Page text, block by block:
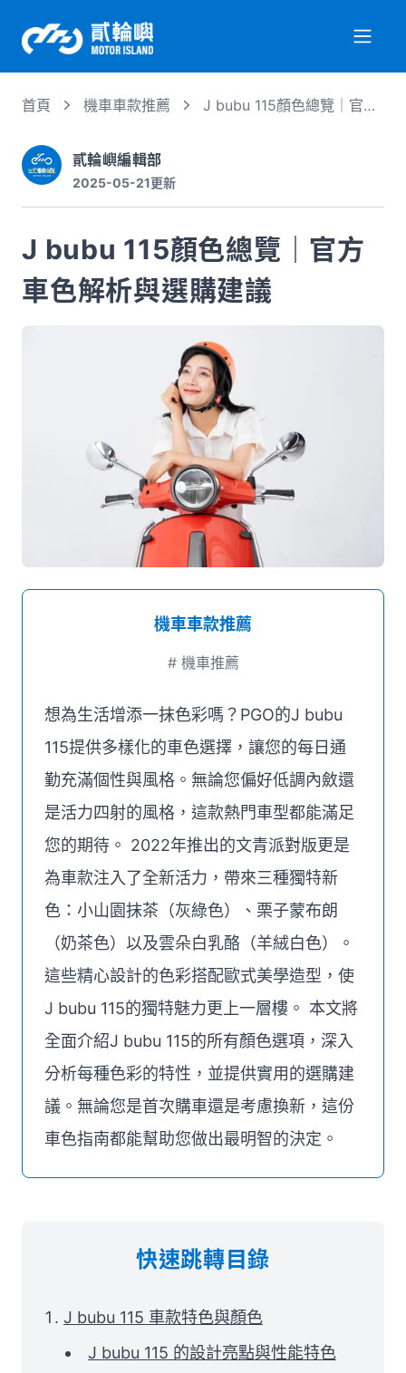
服務項目
機車行情
媒體推薦
首頁 機車車款推薦
J bubu 115顏色總覽｜官方
貳輪嶼編輯部
2025-05-21更新
J bubu 115顏色總覽｜官方
車色解析與選購建議
機車車款推薦
# 機車推薦
想為生活增添一抹色彩嗎？PGO的J bubu
115提供多樣化的車色選擇，讓您的每日通
勤充滿個性與風格。無論您偏好低調內斂還
是活力四射的風格，這款熱門車型都能滿足
您的期待。 2022年推出的文青派對版更是
為車款注入了全新活力，帶來三種獨特新
色：小山園抹茶（灰綠色）、栗子蒙布朗
（奶茶色）以及雲朵白乳酪（羊絨白色）。
這些精心設計的色彩搭配歐式美學造型，使
J bubu 115的獨特魅力更上一層樓。 本文將
全面介紹J bubu 115的所有顏色選項，深入
分析每種色彩的特性，並提供實用的選購建
議。無論您是首次購車還是考慮換新，這份
車色指南都能幫助您做出最明智的決定。
快速跳轉目錄
J bubu 115 車款特色與顏色
J bubu 115 的設計亮點與性能特色